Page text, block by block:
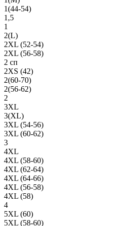
1(44-54)
1,5
1
2(L)
2XL (52-54)
2XL (56-58)
2 сп
2XS (42)
2(60-70)
2(56-62)
2
3XL
3(XL)
3XL (54-56)
3XL (60-62)
3
4XL
4XL (58-60)
4XL (62-64)
4XL (64-66)
4XL (56-58)
4XL (58)
4
5XL (60)
5XL (58-60)